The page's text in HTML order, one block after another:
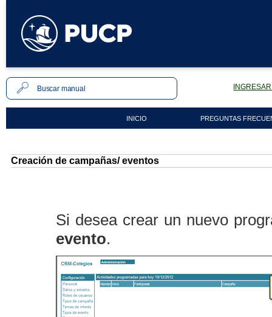
INICIO PREGUNTAS
Creación de campañas/ eventos
Si desea crear un nuevo
evento.